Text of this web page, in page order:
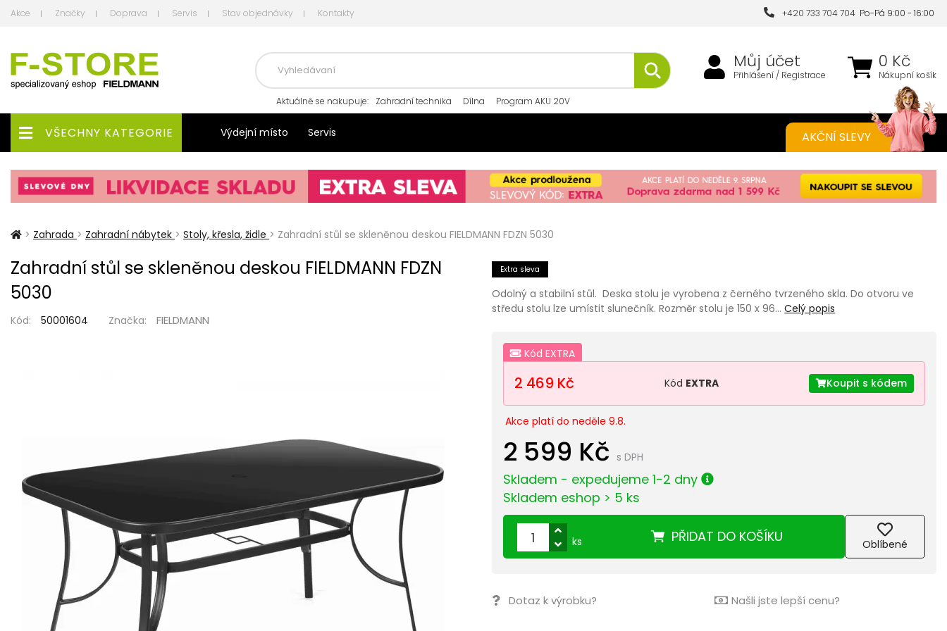
Akce Značky Doprava Servis Stav objednávky Kontakty +420 733 704 704 Po-Pá 9:00 - 16:00
0 Kč
Nákupní košík
Můj účet
Přihlášení / Registrace
Aktuálně se nakupuje: Zahradní technika Dílna Program AKU 20V
VŠECHNY KATEGORIE Výdejní místo Servis AKČNÍ SLEVY
> Zahrada > Zahradní nábytek > Stoly, křesla, židle > Zahradní stůl se skleněnou deskou FIELDMANN FDZN 5030
Zahradní stůl se skleněnou deskou FIELDMANN FDZN
5030
Kód: 50001604 Značka: FIELDMANN
Extra sleva
Odolný a stabilní stůl. Deska stolu je vyrobena z černého tvrzeného skla. Do otvoru ve
středu stolu lze umístit slunečník. Rozměr stolu je 150 x 96…Celý popis
Kód EXTRA
2 469 Kč Kód EXTRA Koupit s kódem
Akce platí do neděle 9.8.
2 599 Kč s DPH
Skladem - expedujeme 1-2 dny
Skladem eshop > 5 ks
PŘIDAT DO KOŠÍKU
ks Oblíbené
Dotaz k výrobku? Našli jste lepší cenu?